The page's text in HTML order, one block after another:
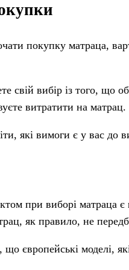
покупку матраца,
свій вибір із того, що
витратити на матрац.
які вимоги є у вас до
при виборі матраца є
як правило, не
європейські моделі,